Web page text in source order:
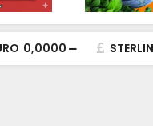
0,0000 STERLIN